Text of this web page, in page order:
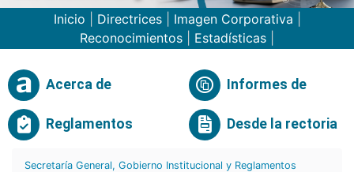
Inicio Directrices| Imagen Corporativa
Reconocimientos
Estadísticas
Acerca de Informes de
Reglamentos Desde la rectoria
Secretaría General, Gobierno Institucional y Reglamentos